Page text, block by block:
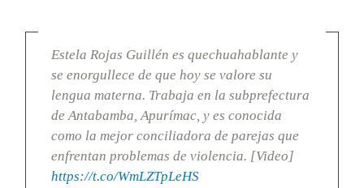
Estela Rojas Guillén es quechuahablante y
se enorgullece de que hoy se valore su
lengua materna. Trabaja en la subprefectura
de Antabamba, Apurímac, y es conocida
como la mejor conciliadora de parejas que
enfrentan problemas de violencia. [Video]
https://t.co/WmLZTpLeHS